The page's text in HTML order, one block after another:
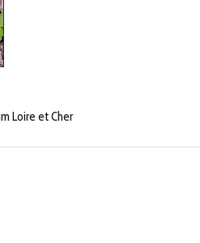
Loire et Cher